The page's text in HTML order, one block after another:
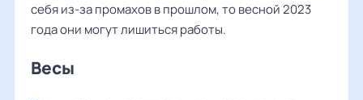
себя из-за промахов в прошлом, то весной 2023
года они могут лишиться работы.
Весы